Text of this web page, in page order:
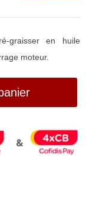
graisser en huile
moteur.